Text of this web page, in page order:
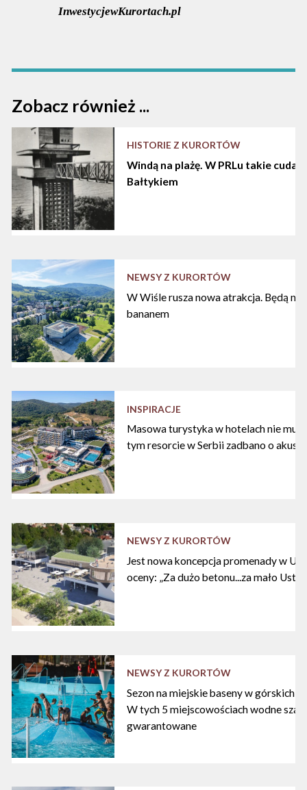
InwestycjewKurortach.pl
Zobacz również ...
HISTORIE Z KURORTÓW
Windą na plażę. W PRLu takie cuda
Bałtykiem
NEWSY Z KURORTÓW
W Wiśle rusza nowa atrakcja. Będą
bananem
INSPIRACJE
Masowa turystyka w hotelach nie musi
tym resorcie w Serbii zadbano o
NEWSY Z KURORTÓW
Jest nowa koncepcja promenady w
oceny: „Za dużo betonu...za mało
NEWSY Z KURORTÓW
Sezon na miejskie baseny w górskich
W tych 5 miejscowościach wodne
gwarantowane